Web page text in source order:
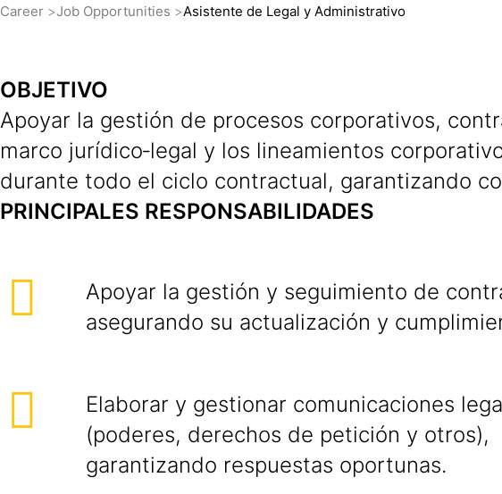
Career Job Opportunities Asistente de Legal y Administrativo
OBJETIVO
Apoyar la gestión de procesos corporativos,
marco jurídico‑legal y los lineamientos
durante todo el ciclo contractual, garantizando
PRINCIPALES RESPONSABILIDADES
Apoyar la gestión y seguimiento de
asegurando su actualización y
Elaborar y gestionar comunicaciones
(poderes, derechos de petición y otros),
garantizando respuestas oportunas.